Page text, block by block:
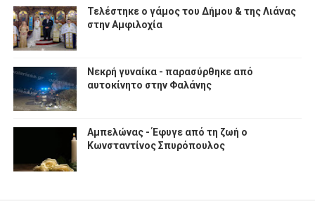
Τελέστηκε ο γάμος του Δήμου & της Λιάνας
στην Αμφιλοχία
Νεκρή γυναίκα - παρασύρθηκε από
αυτοκίνητο στην Φαλάνης
Αμπελώνας - Έφυγε από τη ζωή ο
Κωνσταντίνος Σπυρόπουλος